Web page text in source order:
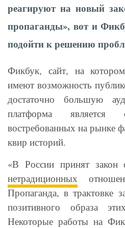
реагируют на новый
пропаганды», вот и
подойти к решению
Фикбук, сайт, на
имеют возможность
достаточно большую
платформа
востребованных на рынке
квир историй.
«В России принят закон
нетрадиционных
Пропаганда, в трактовке
позитивного образа
Некоторые работы на